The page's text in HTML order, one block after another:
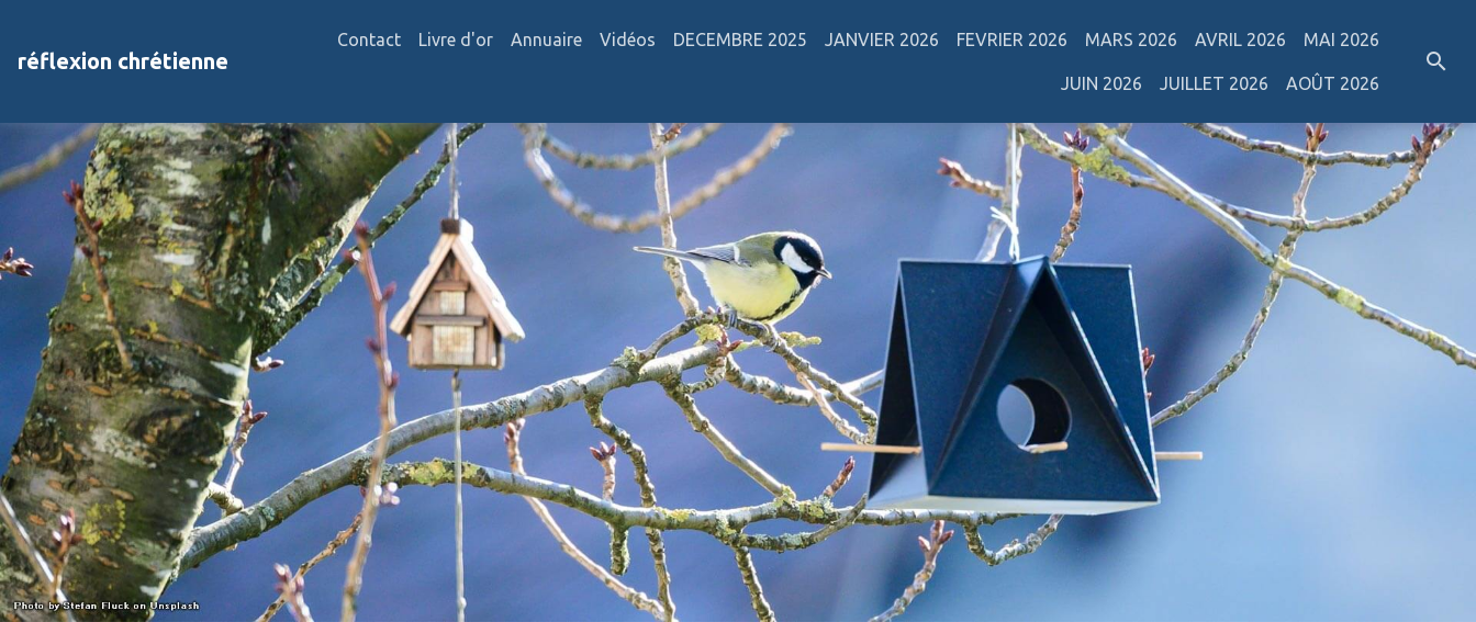
réflexion chrétienne
Contact Livre d'or Annuaire Vidéos DECEMBRE 2025 JANVIER 2026 FEVRIER 2026 MARS 2026 AVRIL 2026 MAI 2026
JUIN 2026 JUILLET 2026 AOÛT 2026